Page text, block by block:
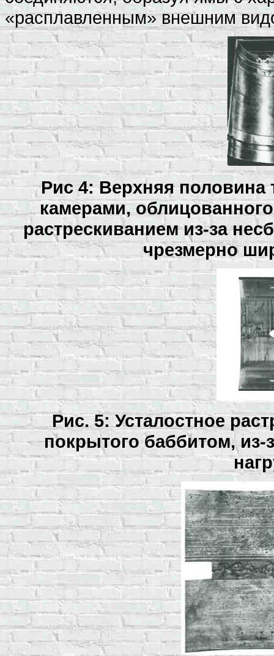
«расплавленным» внешним
Рис 4: Верхняя половина
камерами,
растрескиванием из-за
чрезмерно
Рис. 5: Усталостное
покрытого баббитом, из-